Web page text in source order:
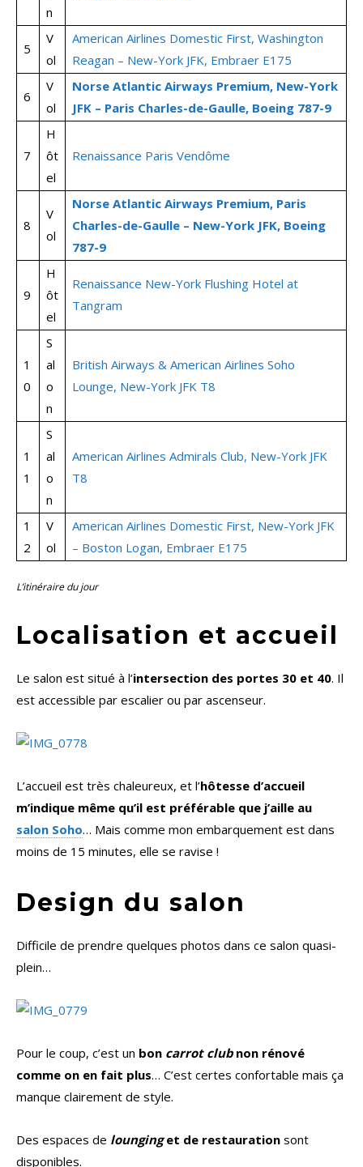
n
5
V
ol
American Airlines Domestic First, Washington
Reagan – New-York JFK, Embraer E175
6
V
ol
Norse Atlantic Airways Premium, New-York
JFK – Paris Charles-de-Gaulle, Boeing 787-9
7
H
ôt
el
Renaissance Paris Vendôme
8
V
ol
Norse Atlantic Airways Premium, Paris
Charles-de-Gaulle – New-York JFK, Boeing
787-9
9
H
ôt
el
Renaissance New-York Flushing Hotel at
Tangram
1
0
S
al
o
n
British Airways & American Airlines Soho
Lounge, New-York JFK T8
1
1
S
al
o
n
American Airlines Admirals Club, New-York JFK
T8
1
2
V
ol
American Airlines Domestic First, New-York JFK
– Boston Logan, Embraer E175
L’itinéraire du jour
Localisation et accueil
Le salon est situé à l’intersection des portes 30 et 40. Il
est accessible par escalier ou par ascenseur.
L’accueil est très chaleureux, et l’hôtesse d’accueil
m’indique même qu’il est préférable que j’aille au
salon Soho… Mais comme mon embarquement est dans
moins de 15 minutes, elle se ravise !
Design du salon
Difficile de prendre quelques photos dans ce salon quasi-
plein…
Pour le coup, c’est un bon carrot clubnon rénové
comme on en fait plus… C’est certes confortable mais ça
manque clairement de style.
Des espaces de lounginget de restauration sont
disponibles.